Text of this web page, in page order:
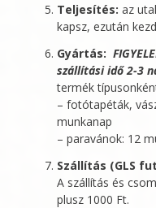
Teljesítés: az
kapsz, ezután
Gyártás:
szállítási idő 2-3
termék
– fotótapéták,
munkanap
– paravánok: 12
Szállítás (GLS
A szállítás és
plusz 1000 Ft.